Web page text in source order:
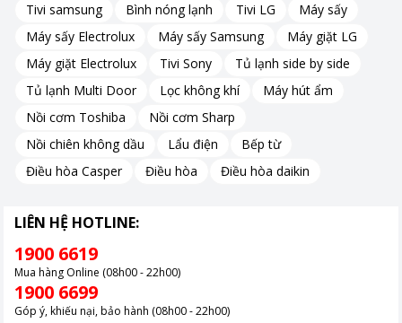
dễ dàng và tiết kiệm diện tích.
Vỏ dàn nóng được làm bằng thép sơn tĩnh điện, giúp chống gỉ
sét và tăng độ bền cho máy. Dàn tản nhiệt được phủ lớp màu
vàng Gold Fin giúp tăng hiệu quả trao đổi nhiệt và chống ăn
mòn.
Ống dẫn gas làm từ đồng có khả năng chịu được điều kiện khắc
nghiệt giúp tăng tuổi thọ cũng như hỗ trợ máy lạnh hoạt động
Công nghệ làm lạnh nhanh chóng JetCOOL
Khi kích hoạt chế độ Jet Cool trên điều hòa LG V18WIN1N, máy
nén và quạt sẽ hoạt động tăng tốc làm lạnh nhanh đến 40%
bình thường.
Chế độ này sẽ phù hợp trong những ngày nóng bức bạn muốn
Tivi samsung Bình nóng lạnh Tivi LG
Máy sấy
Máy sấy Electrolux
Máy sấy Samsung
Máy giặt LG
Máy giặt Electrolux
Tivi Sony
Tủ lạnh side by side
Tủ lạnh Multi Door
Lọc không khí
Máy hút ẩm
Nồi cơm Toshiba
Nồi cơm Sharp
Nồi chiên không dầu
Lẩu điện
Bếp từ
Điều hòa Casper
Điều hòa Điều hòa daikin
LIÊN HỆ HOTLINE:
1900 6619
Mua hàng Online (08h00 - 22h00)
1900 6699
Góp ý, khiếu nại, bảo hành (08h00 - 22h00)